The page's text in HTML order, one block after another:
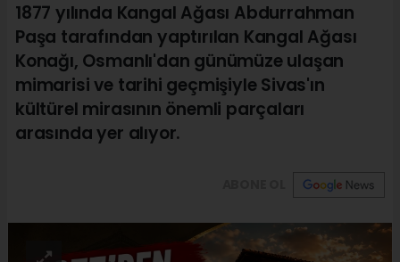
1877 yılında Kangal Ağası Abdurrahman
Paşa tarafından yaptırılan Kangal Ağası
Konağı, Osmanlı'dan günümüze ulaşan
mimarisi ve tarihi geçmişiyle Sivas'ın
kültürel mirasının önemli parçaları
arasında yer alıyor.